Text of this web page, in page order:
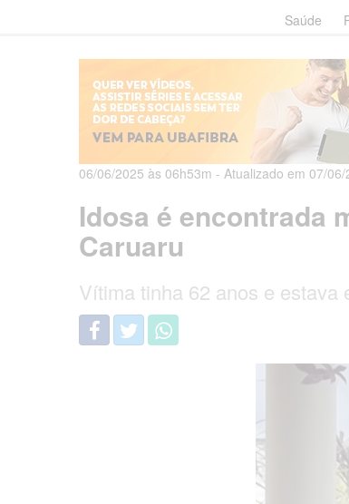
Saúde
06/06/2025 às 06h53m - Atualizado em 07/
Idosa é encontrada
Caruaru
Vítima tinha 62 anos e estava